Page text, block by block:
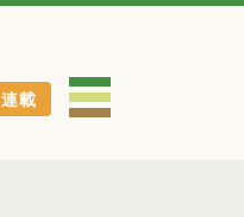
連載